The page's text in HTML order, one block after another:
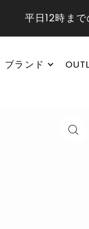
平日12時ま
ブランド